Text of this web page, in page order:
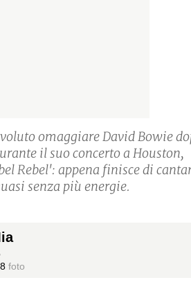
omaggiare David Bowie
il suo concerto a Houston,
Rebel': appena finisce di
senza più energie.
foto